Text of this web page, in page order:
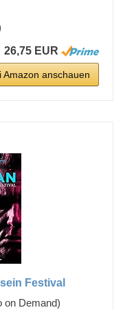
26,75 EUR
Amazon anschauen
Festival
on Demand)